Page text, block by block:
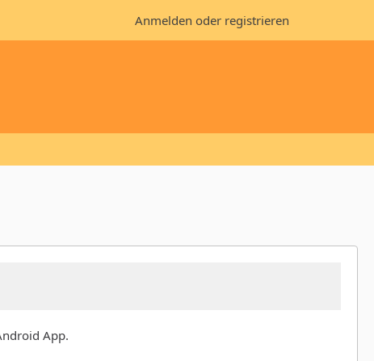
Anmelden oder registrieren
App.